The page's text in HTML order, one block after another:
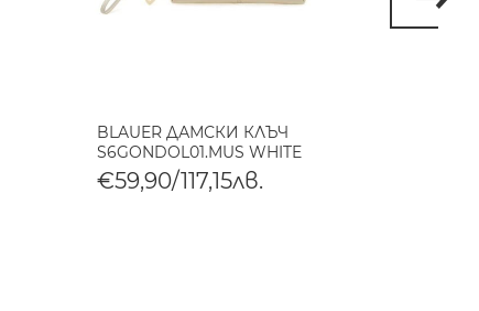
BLAUER ДАМСКИ КЛЪЧ
S6GONDOL01.MUS WHITE
€59,90/117,15лв.